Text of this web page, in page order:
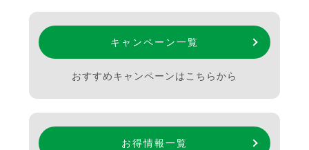
キャンペーン一覧
おすすめキャンペーンはこちらから
お得情報一覧